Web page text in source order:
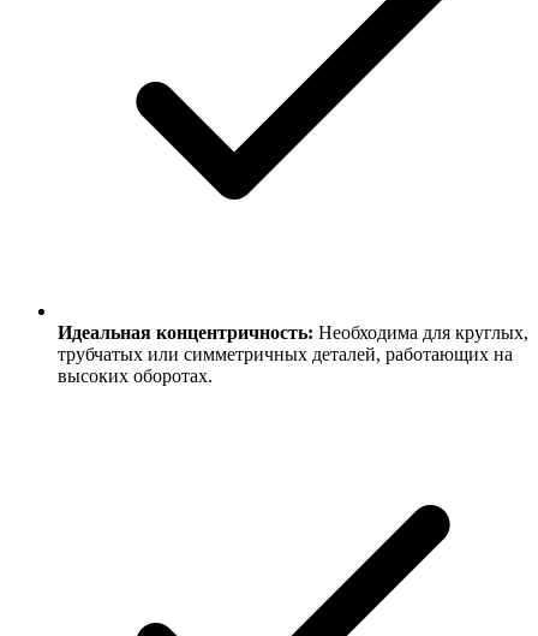
Идеальная концентричность: Необходима для круглых,
трубчатых или симметричных деталей, работающих на
высоких оборотах.